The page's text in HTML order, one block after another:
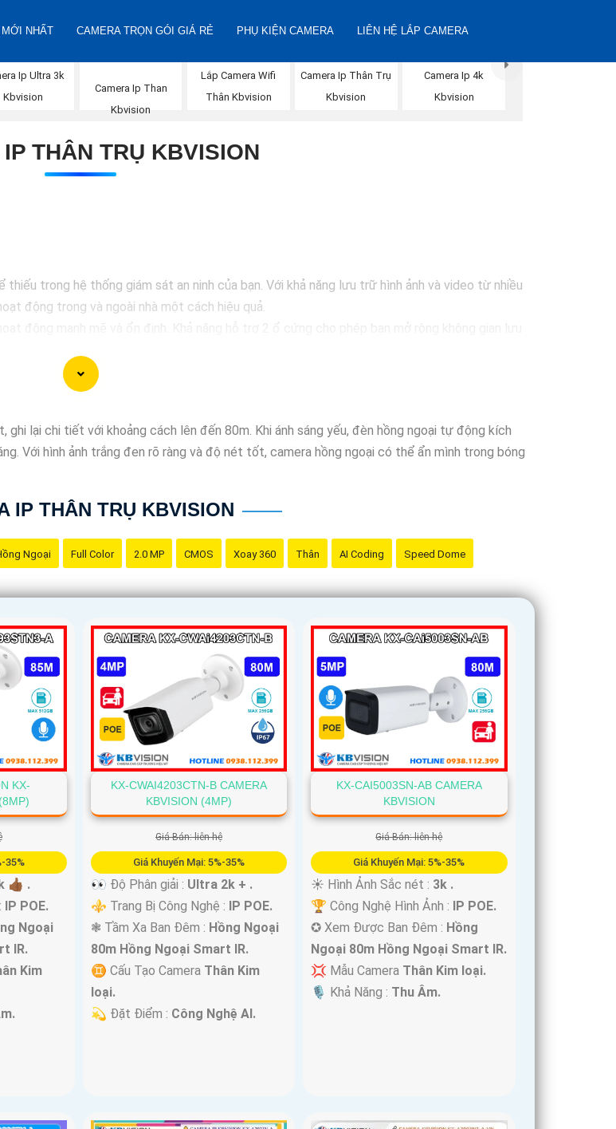
NHẤT CAMERA TRỌN GÓI GIÁ RẺ PHỤ KIỆN CAMERA LIÊN HỆ LẮP CAMERA
Ip Ultra 3k
Kbvision
Camera Ip Than
Kbvision
Lắp Camera Wifi
Thân Kbvision
Camera Ip Thân Trụ
Kbvision
Camera Ip 4k
Kbvision
THÂN TRỤ KBVISION
trong hệ thống giám sát an ninh của bạn. Với khả năng lưu trữ hình ảnh và video từ nhiều
động trong và ngoài nhà một cách hiệu quả.
lợi, đầu ghi camera hỗ trợ 2 ổ cứng công nghệ phù hợp sẽ là sự lựa chọn hoàn hảo cho nhu
ở, cửa hàng hoặc văn phòng của bạn một cách chuyên nghiệp và hiệu quả nhất.
ghi lại chi tiết với khoảng cách lên đến 80m. Khi ánh sáng yếu, đèn hồng ngoại tự động kích
Với hình ảnh trắng đen rõ ràng và độ nét tốt, camera hồng ngoại có thể ẩn mình trong bóng
IP THÂN TRỤ KBVISION
Ngoại Full Color 2.0 MP CMOS Xoay 360 Thân AI Coding Speed Dome
KX-
35%
.
IP POE.
Ngoại
IR.
Kim
KX-CWAI4203CTN-B CAMERA
KBVISION (4MP)
Giá Bán: liên hệ
Giá Khuyến Mại: 5%-35%
👀 Độ Phân giải : Ultra 2k + .
⚜️ Trang Bị Công Nghệ : IP POE.
❃ Tầm Xa Ban Đêm : Hồng Ngoại
80m Hồng Ngoại Smart IR.
♊ Cấu Tạo Camera Thân Kim
loại.
️💫 Đặt Điểm : Công Nghệ AI.
KX-CAI5003SN-AB CAMERA
KBVISION
Giá Bán: liên hệ
Giá Khuyến Mại: 5%-35%
☀️ Hình Ảnh Sắc nét : 3k .
🏆 Công Nghệ Hình Ảnh : IP POE.
✪ Xem Được Ban Đêm : Hồng
Ngoại 80m Hồng Ngoại Smart IR.
💢 Mẫu Camera Thân Kim loại.
️🎙 Khả Năng : Thu Âm.